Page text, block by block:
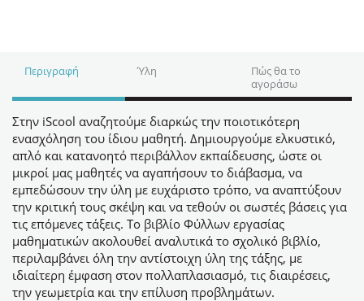
Περιγραφή Ύλη
Πώς θα το
αγοράσω
Στην iScool αναζητούμε διαρκώς την ποιοτικότερη
ενασχόληση του ίδιου μαθητή. Δημιουργούμε ελκυστικό,
απλό και κατανοητό περιβάλλον εκπαίδευσης, ώστε οι
μικροί μας μαθητές να αγαπήσουν το διάβασμα, να
εμπεδώσουν την ύλη με ευχάριστο τρόπο, να αναπτύξουν
την κριτική τους σκέψη και να τεθούν οι σωστές βάσεις για
τις επόμενες τάξεις. Το βιβλίο Φύλλων εργασίας
μαθηματικών ακολουθεί αναλυτικά το σχολικό βιβλίο,
περιλαμβάνει όλη την αντίστοιχη ύλη της τάξης, με
ιδιαίτερη έμφαση στον πολλαπλασιασμό, τις διαιρέσεις,
την γεωμετρία και την επίλυση προβλημάτων.